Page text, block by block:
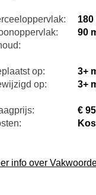
180
90
op:
3+
op:
3+
€
info over